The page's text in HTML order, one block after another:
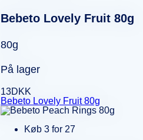
Bebeto Lovely Fruit 80g
80g
På lager
13DKK
Bebeto Lovely Fruit 80g
Køb 3 for 27